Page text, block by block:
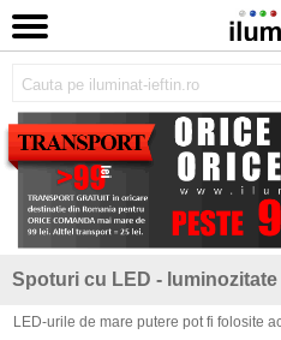
Spoturi cu LED - luminozitate
LED-urile de mare putere pot fi folosite